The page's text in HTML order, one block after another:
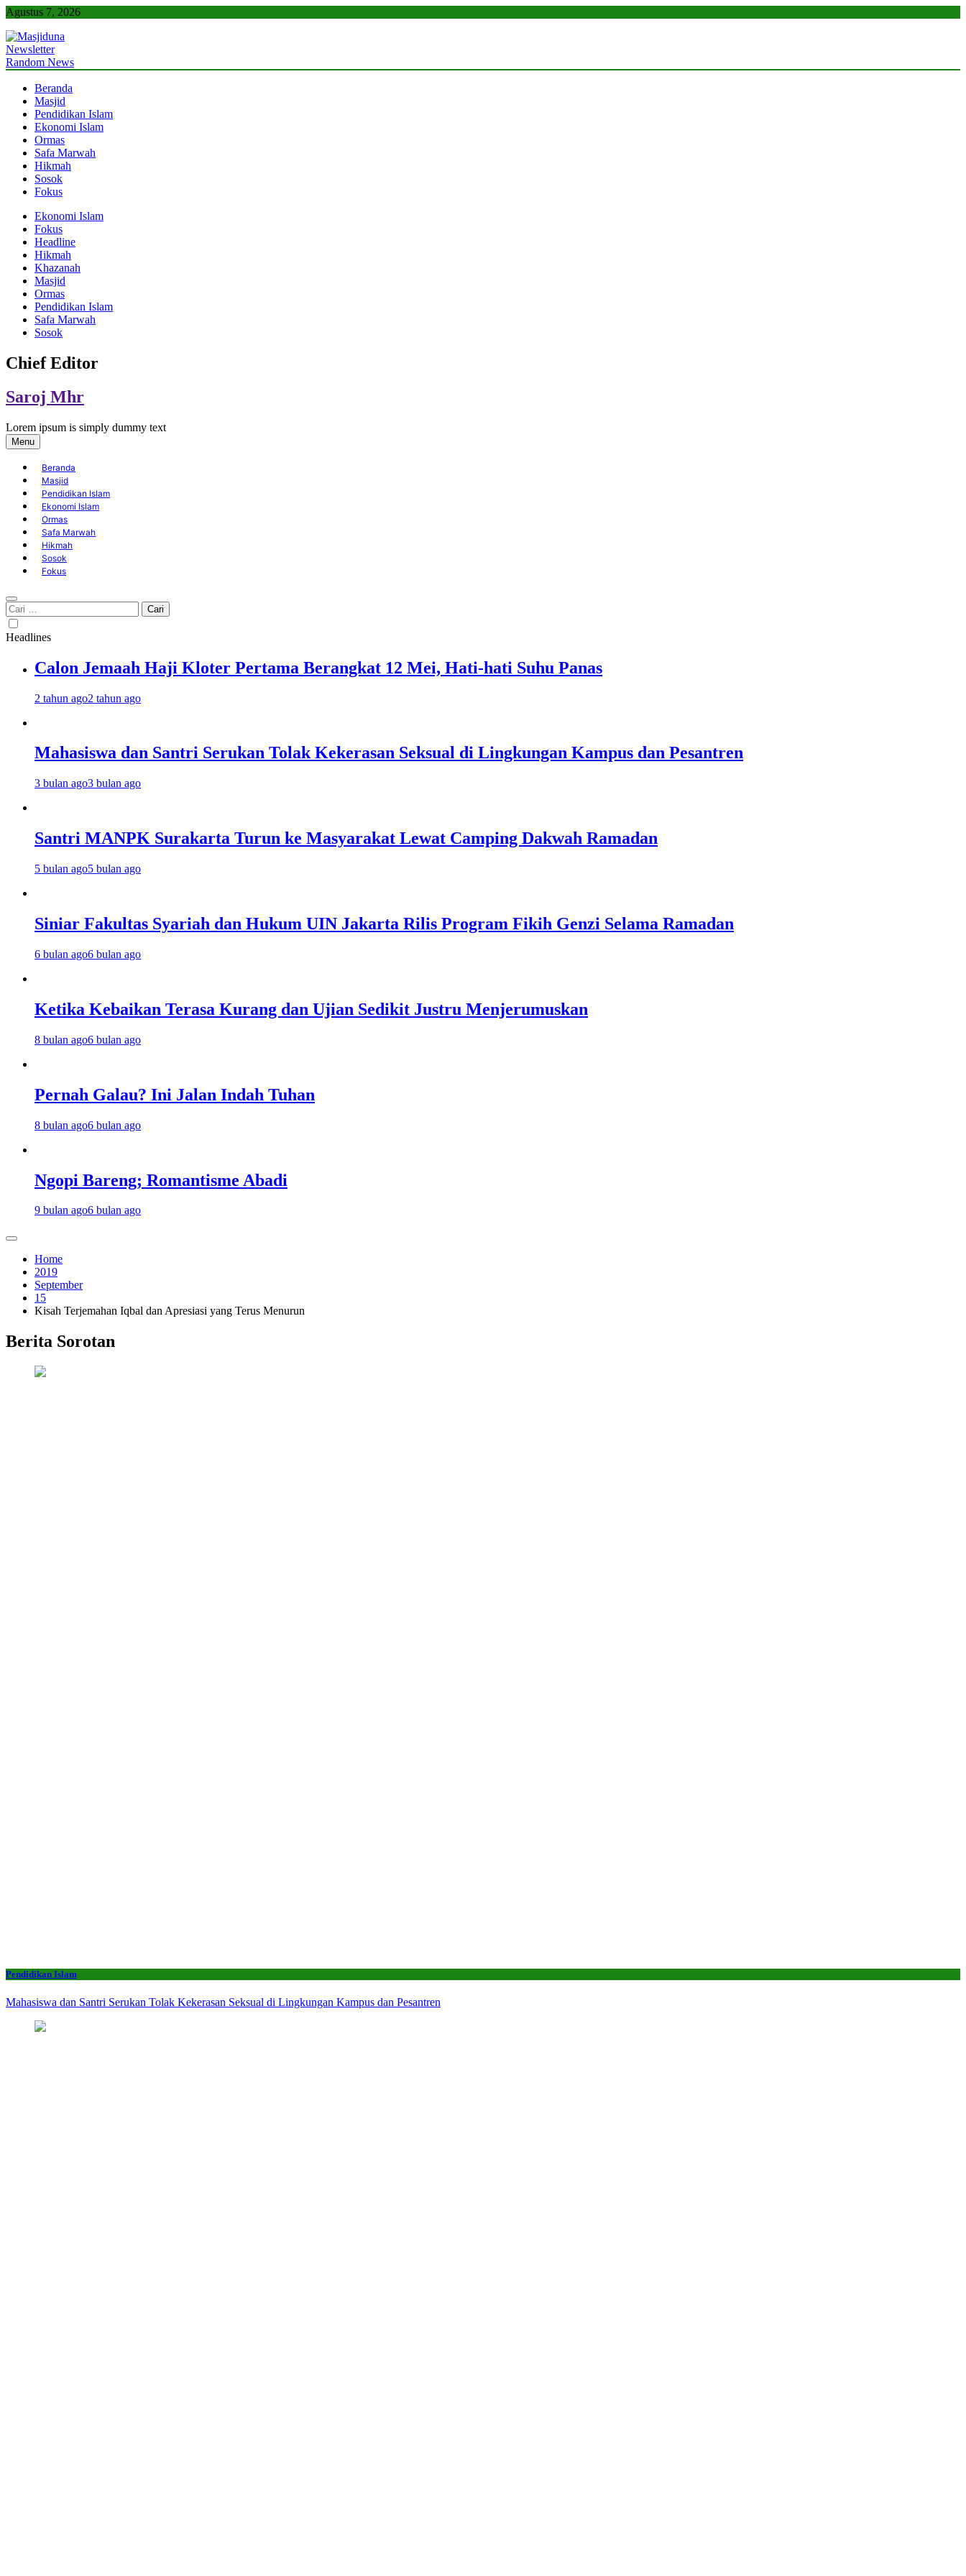
Skip
content
Agustus 7, 2026
Masjiduna
Referensi Berita Islam Indonesia
Newsletter
Random News
Beranda
Masjid
Pendidikan Islam
Ekonomi Islam
Ormas
Safa Marwah
Hikmah
Sosok
Fokus
Ekonomi Islam
Fokus
Headline
Hikmah
Khazanah
Masjid
Ormas
Pendidikan Islam
Safa Marwah
Sosok
Chief Editor
Saroj Mhr
Lorem ipsum is simply dummy text
Menu
Beranda
Masjid
Pendidikan Islam
Ekonomi Islam
Ormas
Safa Marwah
Hikmah
Sosok
Fokus
Cari
untuk:
Headlines
Calon Jemaah Haji Kloter Pertama Berangkat 12 Mei, Hati-hati Suhu Panas
2 tahun ago2 tahun ago
Mahasiswa dan Santri Serukan Tolak Kekerasan Seksual di Lingkungan Kampus dan Pesantren
3 bulan ago3 bulan ago
Santri MANPK Surakarta Turun ke Masyarakat Lewat Camping Dakwah Ramadan
5 bulan ago5 bulan ago
Siniar Fakultas Syariah dan Hukum UIN Jakarta Rilis Program Fikih Genzi Selama Ramadan
6 bulan ago6 bulan ago
Ketika Kebaikan Terasa Kurang dan Ujian Sedikit Justru Menjerumuskan
8 bulan ago6 bulan ago
Pernah Galau? Ini Jalan Indah Tuhan
8 bulan ago6 bulan ago
Ngopi Bareng; Romantisme Abadi
9 bulan ago6 bulan ago
Home
2019
September
15
Kisah Terjemahan Iqbal dan Apresiasi yang Terus Menurun
Berita Sorotan
Pendidikan Islam
Mahasiswa dan Santri Serukan Tolak Kekerasan Seksual di Lingkungan Kampus dan Pesantren